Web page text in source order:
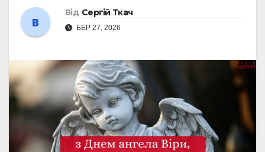
Від Сергій Ткач
БЕР 27, 2026